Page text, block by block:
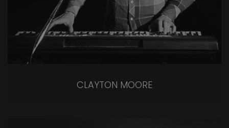
CLAYTON MOORE